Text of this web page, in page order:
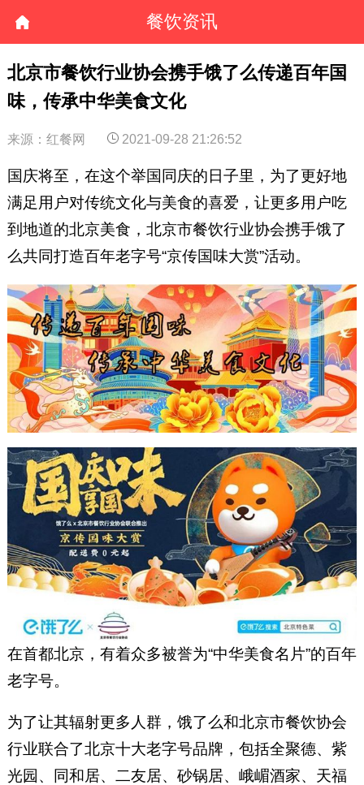
餐饮资讯
北京市餐饮行业协会携手饿了么传递百年国
味，传承中华美食文化
来源：红餐网 2021-09-28 21:26:52
国庆将至，在这个举国同庆的日子里，为了更好地
满足用户对传统文化与美食的喜爱，让更多用户吃
到地道的北京美食，北京市餐饮行业协会携手饿了
么共同打造百年老字号“京传国味大赏”活动。
在首都北京，有着众多被誉为“中华美食名片”的百年
老字号。
为了让其辐射更多人群，饿了么和北京市餐饮协会
行业联合了北京十大老字号品牌，包括全聚德、紫
光园、同和居、二友居、砂锅居、峨嵋酒家、天福